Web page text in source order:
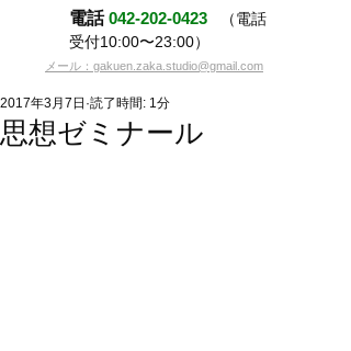
電話042-202-0423
（電話
受付10:00〜23:00）
メール：gakuen.zaka.studio@gmail.com
思想ゼミナール
2017年3月7日 読了時間: 1分